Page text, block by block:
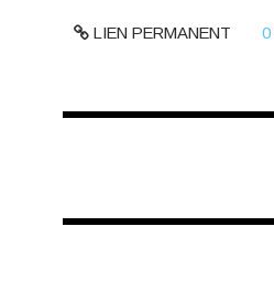
LIEN PERMANENT 0